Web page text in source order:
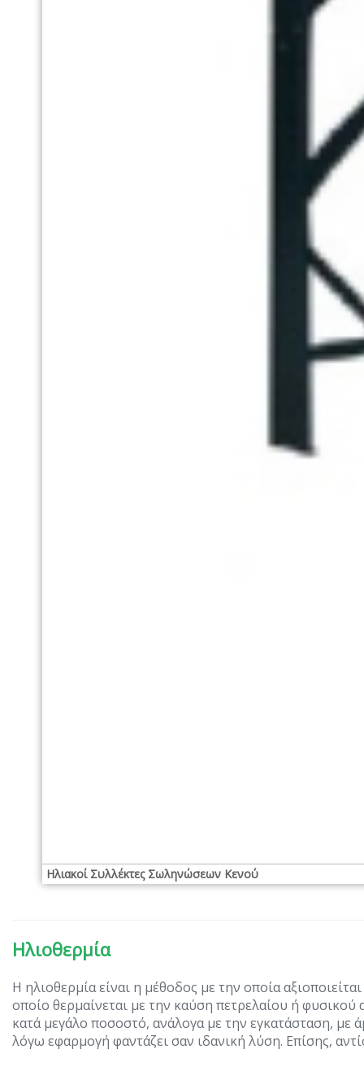
Ηλιακοί Συλλέκτες Σωληνώσεων Κενού
Ηλιοθερμία
Η ηλιοθερμία είναι η μέθοδος με την οποία
οποίο θερμαίνεται με την καύση πετρελαίου ή
κατά μεγάλο ποσοστό, ανάλογα με την εγκατάσταση, με
λόγω εφαρμογή φαντάζει σαν ιδανική λύση. Επίσης,